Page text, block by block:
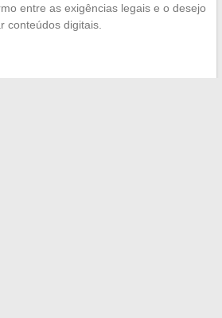
entre as exigências legais e o desejo
conteúdos digitais.